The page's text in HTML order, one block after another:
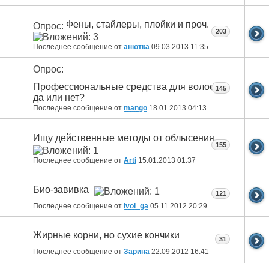
Опрос: Фены, стайлеры, плойки и проч.
Последнее сообщение от анютка 09.03.2013 11:35
203
Опрос:
Профессиональные средства для волос:
да или нет?
Последнее сообщение от mango 18.01.2013 04:13
145
Ищу действенные методы от облысения
Последнее сообщение от Arti 15.01.2013 01:37
155
Био-завивка
Последнее сообщение от Ivol_ga 05.11.2012 20:29
121
Жирные корни, но сухие кончики
Последнее сообщение от Зарина 22.09.2012 16:41
31